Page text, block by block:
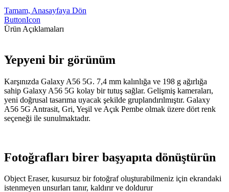
Tamam, Anasayfaya Dön
ButtonIcon
Ürün Açıklamaları
Yepyeni bir görünüm
Karşınızda Galaxy A56 5G. 7,4 mm kalınlığa ve 198 g ağırlığa
sahip Galaxy A56 5G kolay bir tutuş sağlar. Gelişmiş kameraları,
yeni doğrusal tasarıma uyacak şekilde gruplandırılmıştır. Galaxy
A56 5G Antrasit, Gri, Yeşil ve Açık Pembe olmak üzere dört renk
seçeneği ile sunulmaktadır.
Fotoğrafları birer başyapıta dönüştürün
Object Eraser, kusursuz bir fotoğraf oluşturabilmeniz için ekrandaki
istenmeyen unsurları tanır, kaldırır ve doldurur